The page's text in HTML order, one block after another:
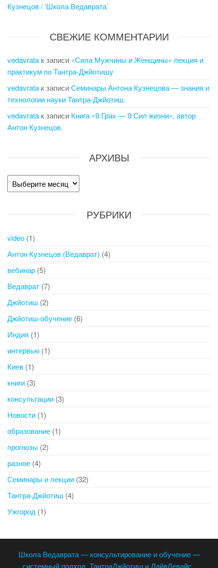
Кузнецов / ‘Школа Ведаврата’
СВЕЖИЕ КОММЕНТАРИИ
vedavrata к записи «Сила Мужчины и Женщины» лекция и
практикум по Тантра-Джйотишу
vedavrata к записиСеминары Антона Кузнецова — знания и
технологии науки Тантра-Джйотиш.
vedavrata к записи Книга «9 Грах — 9 Сил жизни», автор
Антон Кузнецов.
АРХИВЫ
Архивы
РУБРИКИ
video (1)
Антон Кузнецов (Ведаврат) (4)
вебинар (5)
Ведаврат (7)
Джйотиш (2)
Джйотиш-обучение (6)
Индия (1)
интервью (1)
Киев (1)
книги (3)
консультации (3)
Новости (1)
образование (1)
прогнозы (2)
разное (4)
Семинары и лекции (32)
Тантра-Джйотиш (4)
Ужгород (1)
Школа Ведаврата — консультирование и обучение —
системный подход, ТантраДжйотиш и ЛайвДевайс